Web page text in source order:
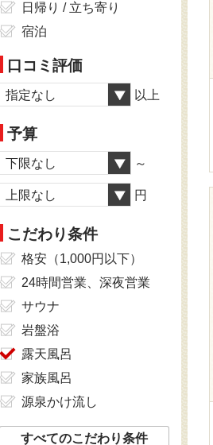
日帰り / 立ち寄り
宿泊
口コミ評価
指定なし 以上
予算
下限なし ～
上限なし 円
こだわり条件
格安（1,000円以下）
24時間営業、深夜営業
サウナ
岩盤浴
露天風呂
家族風呂
源泉かけ流し
すべてのこだわり条件